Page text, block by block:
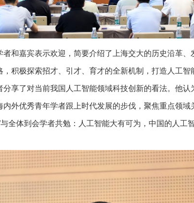
和嘉宾表示欢迎，简要介绍了上海交大的历史沿革
积极探索招才、引才、育才的全新机制，打造人工
享了对当前我国人工智能领域科技创新的看法。他
外优秀青年学者跟上时代发展的步伐，聚焦重点领
全体到会学者共勉：人工智能大有可为，中国的人工